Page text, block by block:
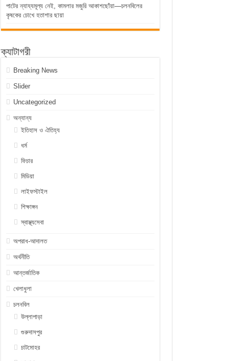
পাটের ন্যায্যমূল্য নেই, কামলার মজুরি আকাশছোঁয়া—চলনবিলের
কৃষকের চোখে হতাশার ছায়া
ক্যাটাগরী
Breaking News
Slider
Uncategorized
অন্যান্য
ইতিহাস ও ঐতিহ্য
ধর্ম
ফিচার
মিডিয়া
লাইফস্টাইল
শিক্ষাঙ্গন
স্বাস্থ্যসেবা
অপরাধ-আদালত
অর্থনীতি
আন্তর্জাতিক
খেলাধুলা
চলনবিল
উল্লাপাড়া
গুরুদাসপুর
চাটমোহর